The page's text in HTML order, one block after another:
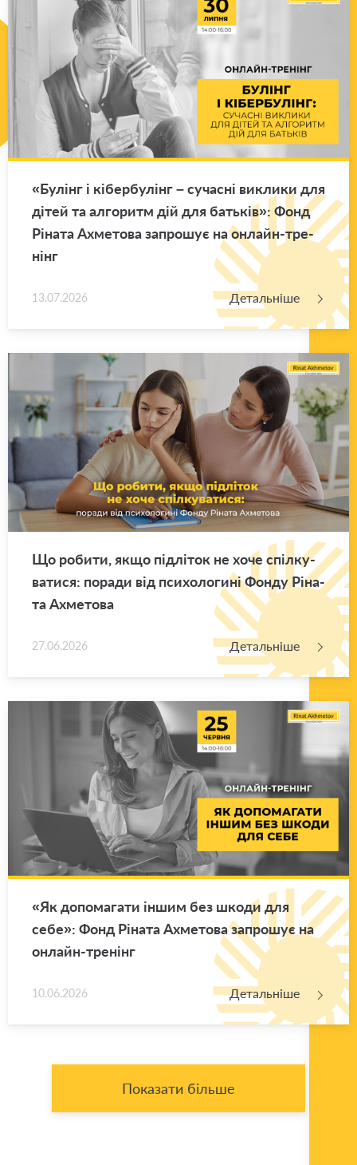
«Бу­лінг і кі­бер­бу­лінг – су­ча­сні ви­кли­ки для
дітей та ал­го­ритм дій для ба­тьків»: Фонд
Рі­на­та Ахме­то­ва за­про­шує на он­лайн-тре­
нінг
13.07.2026 Детальніше
Що ро­би­ти, якщо під­лі­ток не хоче спіл­ку­
ва­ти­ся: по­ра­ди від пси­хо­ло­ги­ні Фонду Рі­на­
та Ахме­то­ва
27.06.2026 Детальніше
«Як до­по­ма­га­ти іншим без шкоди для
себе»: Фонд Рі­на­та Ахме­то­ва за­про­шує на
он­лайн-тре­нінг
10.06.2026 Детальніше
Показати більше